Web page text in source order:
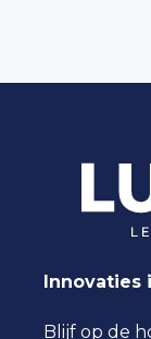
Innovaties
Blijf op de